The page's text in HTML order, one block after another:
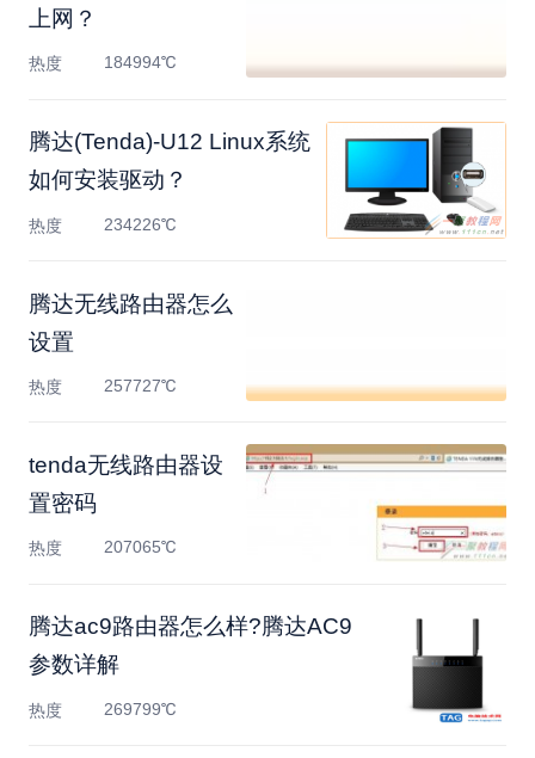
上网？
热度 184994℃
腾达(Tenda)-U12 Linux系统
如何安装驱动？
热度 234226℃
腾达无线路由器怎么
设置
热度 257727℃
tenda无线路由器设
置密码
热度 207065℃
腾达ac9路由器怎么样?腾达AC9
参数详解
热度 269799℃